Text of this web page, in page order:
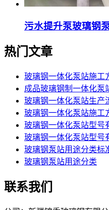
污水提升泵玻璃钢
热门文章
玻璃钢一体化泵站施工
成品玻璃钢制一体化泵
玻璃钢一体化泵站生产
玻璃钢一体化泵站施工
玻璃钢一体化泵站型号
玻璃钢一体化泵站型号
玻璃钢泵站用途分类标
玻璃钢泵站用途分类
联系我们